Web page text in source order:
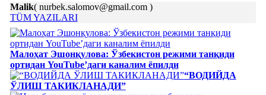
Malik( nurbek.salomov@gmail.com )
TÜM YAZILARI
Малоҳат Эшонқулова: Ўзбекистон режими танқиди
ортидан YouTube’даги каналим ёпилди
“ВОДИЙДА
ЎЛИШ ТАКИКЛАНАДИ”